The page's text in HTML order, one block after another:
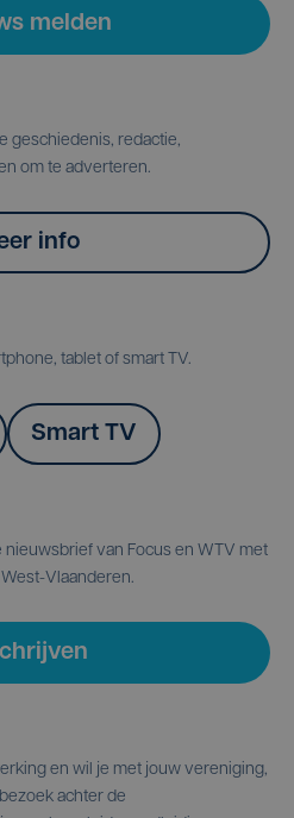
melden
geschiedenis, redactie,
om te adverteren.
info
tablet of smart TV.
Smart TV
van Focus en WTV met
Vlaanderen.
en wil je met jouw vereniging,
achter de